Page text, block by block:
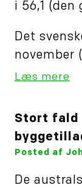
i 56,1 (den
Det
november
Læs mere
Stort fald
Posted af
De